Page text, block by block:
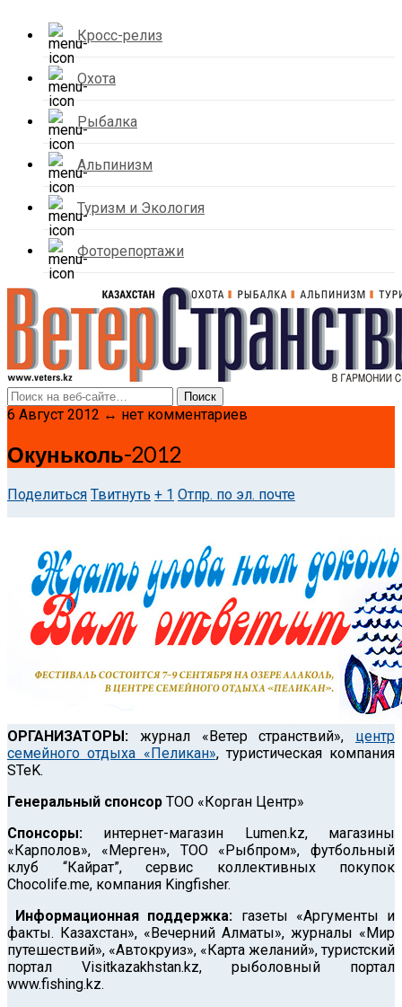
Кросс-релиз
Охота
Рыбалка
Альпинизм
Туризм и Экология
Фоторепортажи
6 Август 2012 ↔ нет комментариев
Окуньколь-2012
Поделиться Твитнуть + 1 Отпр. по эл. почте
ОРГАНИЗАТОРЫ: журнал «Ветер странствий», центр
семейного отдыха «Пеликан», туристическая компания
STeK.
Генеральный спонсор ТОО «Корган Центр»
Спонсоры: интернет-магазин Lumen.kz, магазины
«Карполов», «Мерген», ТОО «Рыбпром», футбольный
клуб “Кайрат”, сервис коллективных покупок
Chocolife.me, компания Kingfisher.
Информационная поддержка: газеты «Аргументы и
факты. Казахстан», «Вечерний Алматы», журналы «Мир
путешествий», «Автокруиз», «Карта желаний», туристский
портал Visitkazakhstan.kz, рыболовный портал
www.fishing.kz.